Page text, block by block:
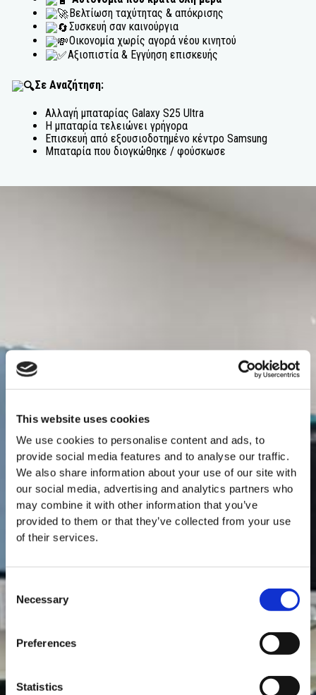
This website uses cookies
We use cookies to personalise content and ads, to
provide social media features and to analyse our traffic.
We also share information about your use of our site with
our social media, advertising and analytics partners who
may combine it with other information that you’ve
provided to them or that they’ve collected from your use
of their services.
Selection
Necessary
Preferences
Statistics
Βελτίωση ταχύτητας & απόκρισης
Συσκευή σαν καινούργια
Οικονομία χωρίς αγορά νέου κινητού
Αξιοπιστία & Εγγύηση επισκευής
Σε Αναζήτηση:
Αλλαγή μπαταρίας Galaxy S25 Ultra
Η μπαταρία τελειώνει γρήγορα
Επισκευή από εξουσιοδοτημένο κέντρο Samsung
Μπαταρία που διογκώθηκε / φούσκωσε